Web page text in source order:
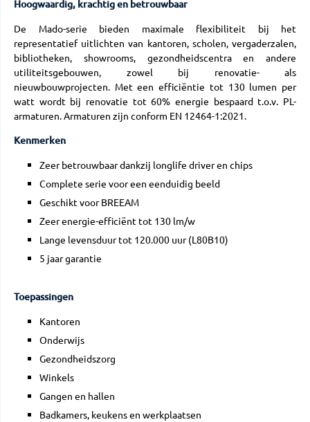
Hoogwaardig, krachtig en betrouwbaar
De Mado-serie bieden maximale flexibiliteit bij het
representatief uitlichten van kantoren, scholen, vergaderzalen,
bibliotheken, showrooms, gezondheidscentra en andere
utiliteitsgebouwen, zowel bij renovatie- als
nieuwbouwprojecten. Met een efficiëntie tot 130 lumen per
watt wordt bij renovatie tot 60% energie bespaard t.o.v. PL-
armaturen. Armaturen zijn conform EN 12464-1:2021.
Kenmerken
Zeer betrouwbaar dankzij longlife driver en chips
Complete serie voor een eenduidig beeld
Geschikt voor BREEAM
Zeer energie-efficiënt tot 130 lm/w
Lange levensduur tot 120.000 uur (L80B10)
5 jaar garantie
Toepassingen
Kantoren
Onderwijs
Gezondheidszorg
Winkels
Gangen en hallen
Badkamers, keukens en werkplaatsen